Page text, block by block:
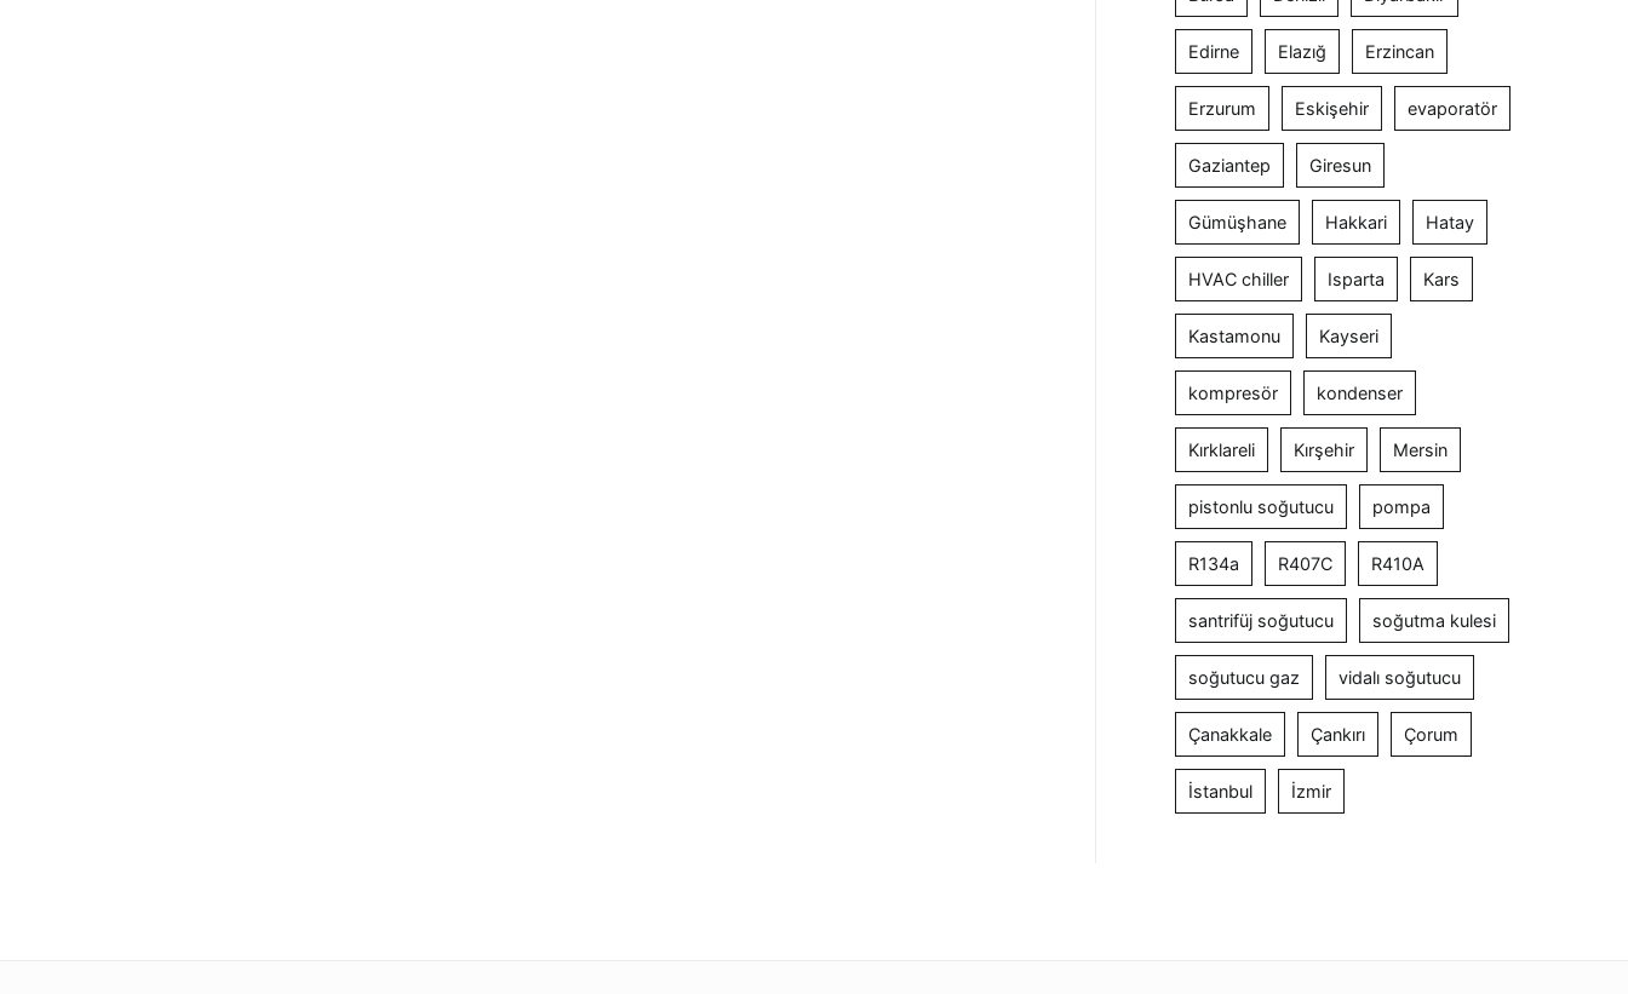
Edirne Elazığ Erzincan
Erzurum Eskişehir evaporatör
Gaziantep Giresun
Gümüşhane Hakkari Hatay
HVAC chiller Isparta Kars
Kastamonu Kayseri
kompresör kondenser
Kırklareli Kırşehir Mersin
pistonlu soğutucu pompa
R134a R407C R410A
santrifüj soğutucu soğutma kulesi
soğutucu gaz vidalı soğutucu
Çanakkale Çankırı Çorum
İstanbul İzmir